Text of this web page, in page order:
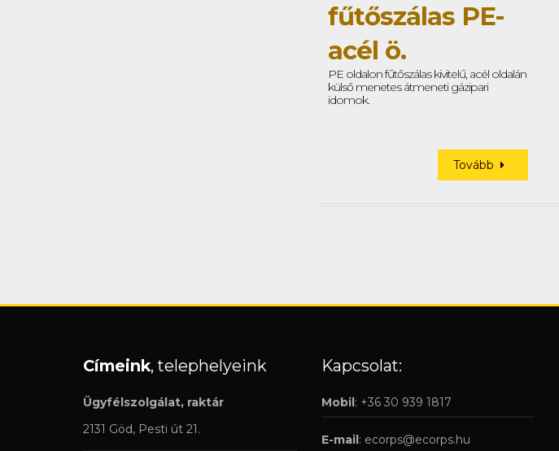
fűtőszálas PE-
acél ö.
PE oldalon fűtőszálas kivitelű, acél oldalán
külső menetes átmeneti gázipari
idomok.
Tovább
Címeink, telephelyeink
Ügyfélszolgálat, raktár
2131 Göd, Pesti út 21.
Kapcsolat:
Mobil: +36 30 939 1817
E-mail: ecorps@ecorps.hu